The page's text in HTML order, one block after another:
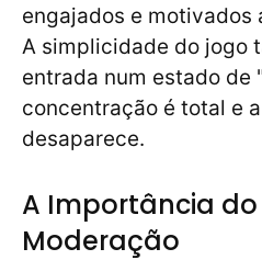
engajados e motivados
A simplicidade do jogo
entrada num estado de
concentração é total e
desaparece.
A Importância
Moderação